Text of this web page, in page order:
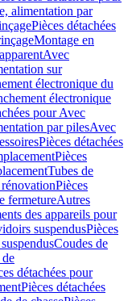
alimentation par
Pièces détachées
Montage en
Avec
sur
électronique du
électronique
pour Avec
par pilesAvec
Pièces détachées
Pièces
Tubes de
Pièces
fermetureAutres
des appareils pour
suspendusPièces
Coudes de
de
détachées pour
Pièces détachées